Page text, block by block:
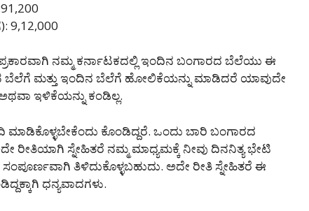
9,12,000
ನಮ್ಮ ಕರ್ನಾಟಕದಲ್ಲಿ ಇಂದಿನ ಬಂಗಾರದ ಬೆಲೆಯು ಈ
ಬೆಲೆಗೆ ಮತ್ತು ಇಂದಿನ ಬೆಲೆಗೆ ಹೋಲಿಕೆಯನ್ನು ಮಾಡಿದರೆ ಯಾವುದೇ
ಇಳಿಕೆಯನ್ನು ಕಂಡಿಲ್ಲ.
ಕೊಂಡಿದ್ದರೆ. ಒಂದು ಬಾರಿ ಬಂಗಾರದ
ರೀತಿಯಾಗಿ ಸ್ನೇಹಿತರೆ ನಮ್ಮ ಮಾಧ್ಯಮಕ್ಕೆ ನೀವು ದಿನನಿತ್ಯ ಭೇಟಿ
ತಿಳಿದುಕೊಳ್ಳಬಹುದು. ಅದೇ ರೀತಿ ಸ್ನೇಹಿತರೆ ಈ
ಧನ್ಯವಾದಗಳು.